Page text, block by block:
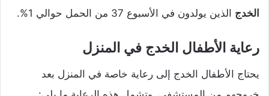
الخدج الذين يولدون في الأسبوع 37 من الحمل حوالي 1%.
رعاية الأطفال الخدج في المنزل
يحتاج الأطفال الخدج إلى رعاية خاصة في المنزل بعد